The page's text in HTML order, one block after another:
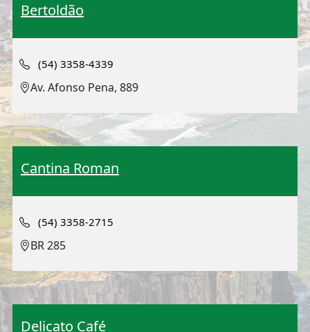
Bertoldão
(54) 3358-4339
Av. Afonso Pena, 889
Cantina Roman
(54) 3358-2715
BR 285
Delicato Café